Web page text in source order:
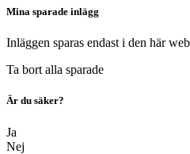
Mina sparade inlägg
Inläggen sparas endast i den här
Ta bort alla sparade
Är du säker?
Ja
Nej